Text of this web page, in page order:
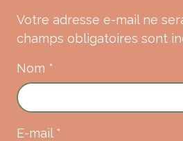
Votre adresse e-mail ne
champs obligatoires sont
Nom *
E-mail *